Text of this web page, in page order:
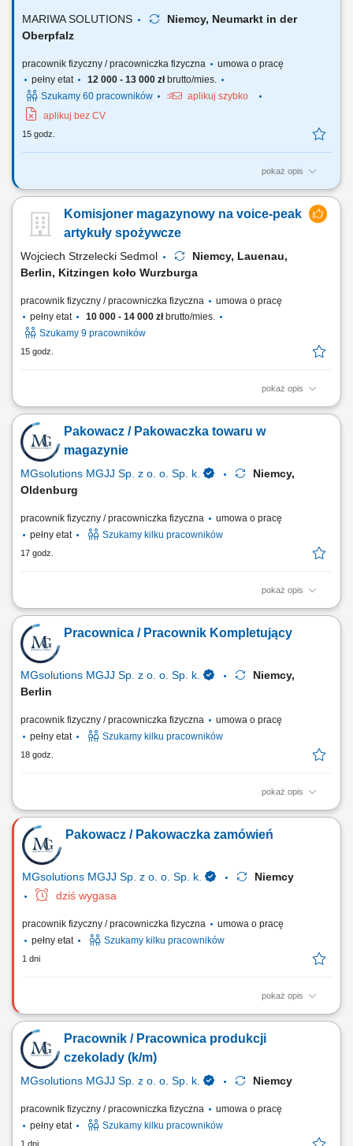
MARIWA SOLUTIONS
Niemcy, Neumarkt in der
Oberpfalz
pracownik fizyczny / pracowniczka fizyczna
umowa o pracę
pełny etat
12 000 - 13 000 złbrutto/mies.
Szukamy 60 pracowników
aplikuj szybko
aplikuj bez CV
15 godz.
pokaż opis
Opis stanowiska Precyzyjne komisjonowanie: zbieranie artykułów
Mistrzostwo w pakowaniu: staranne pakowanie i przygotowywanie
towaru, tak aby bezpiecznie dotarł do celu. Obsługa systemu: intuicyjna
Komisjoner magazynowy na voice-peak
artykuły spożywcze
Wojciech Strzelecki Sedmol
Niemcy, Lauenau,
Berlin, Kitzingen koło Wurzburga
pracownik fizyczny / pracowniczka fizyczna
umowa o pracę
pełny etat
10 000 - 14 000 złbrutto/mies.
Szukamy 9 pracowników
15 godz.
pokaż opis
Opis stanowiska: Zbieranie towaru w magazynie; Poruszanie się na
małym wózku elektrycznym; Wożenie za sobą palety, na której
układamy zebrany towar wg pozycji usłyszanej w słuchawce; Praca w
dziale owoców i warzyw (od poniedziałku do niedzieli, sobota wolna + 1
dzień w tygodniu,...
Pakowacz / Pakowaczka towaru w
magazynie
MGsolutions MGJJ Sp. z o. o. Sp. k.
Niemcy,
Oldenburg
pracownik fizyczny / pracowniczka fizyczna
umowa o pracę
pełny etat
Szukamy kilku pracowników
17 godz.
pokaż opis
Opis stanowiska Proste prace przy pakowaniu towaru niewymagające
doświadczenia i znajomości języka; Układanie produktów; Inne prace
pomocnicze;Pracownica / Pracownik Kompletujący
MGsolutions MGJJ Sp. z o. o. Sp. k.
Niemcy,
Berlin
pracownik fizyczny / pracowniczka fizyczna
umowa o pracę
pełny etat
Szukamy kilku pracowników
18 godz.
pokaż opis
Zakres obowiązków: Kompletowanie zamówień w nowoczesnym
magazynie logistycznym. Pakowanie i układanie towarów. Proste prace
magazynowe wspierające proces logistyczny. Praca na systemie w
języku polskim.
Pakowacz / Pakowaczka zamówień
MGsolutions MGJJ Sp. z o. o. Sp. k.
Niemcy
dziś wygasa
pracownik fizyczny / pracowniczka fizyczna
umowa o pracę
pełny etat
Szukamy kilku pracowników
1 dni
pokaż opis
Opis stanowiska: Zbieranie towarów z asortymentu codziennego użytku
zgodnie z bieżącymi dyspozycjami systemowymi. Układanie i
zabezpieczanie przesyłek na paletach w magazynie dystrybucyjnym
znanej sieci handlowej. Realizacja prostych zadań magazynowo-
porządkowych w przyjaznym,...
Pracownik / Pracownica produkcji
czekolady (k/m)
MGsolutions MGJJ Sp. z o. o. Sp. k. Niemcy
pracownik fizyczny / pracowniczka fizyczna
umowa o pracę
pełny etat
Szukamy kilku pracowników
1 dni